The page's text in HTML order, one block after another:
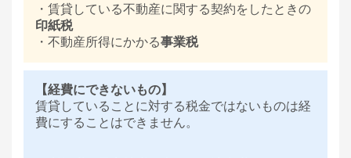
・賃貸している不動産に関する契約をしたときの
印紙税
・不動産所得にかかる事業税
【経費にできないもの】
賃貸していることに対する税金ではないものは経
費にすることはできません。